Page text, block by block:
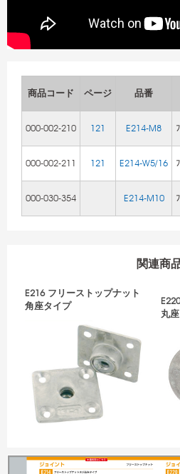
商品コード ページ 品番
000-002-210 121 E214-M8
000-002-211 121 E214-W5/16
000-030-354 E214-M10
関連商
E216 フリーストップナット
角座タイプ
丸